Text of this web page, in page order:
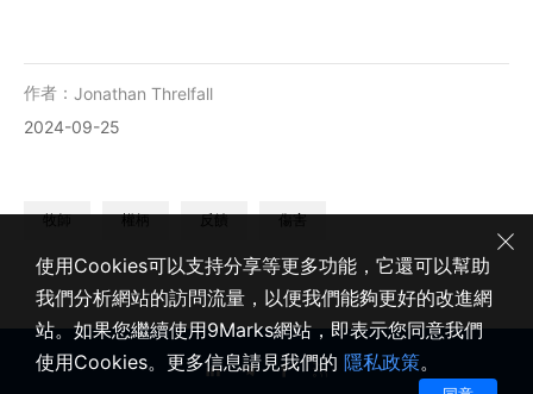
作者： Jonathan Threlfall
2024-09-25
牧師 權柄 反饋 傷害
使用Cookies可以支持分享等更多功能，它還可以幫助
我們分析網站的訪問流量，以便我們能夠更好的改進網
站。如果您繼續使用9Marks網站，即表示您同意我們
使用Cookies。更多信息請見我們的 隱私政策。